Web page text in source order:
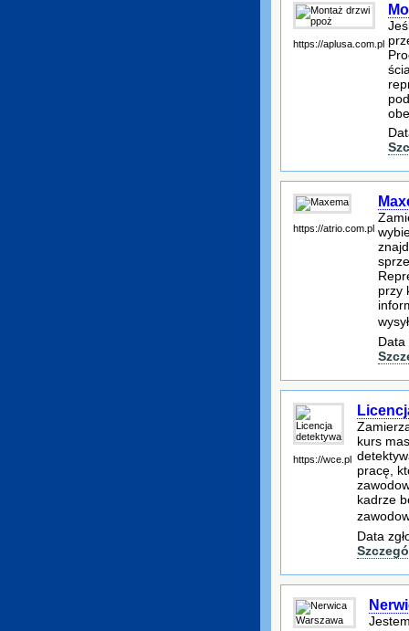
https://aplusa.com.pl
https://atrio.com.pl
przy
Data
https://wce.pl
kurs
pracę,
kadrze
Data